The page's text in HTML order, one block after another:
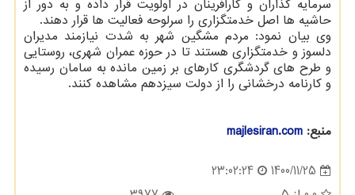
سرمایه گذاران و کارآفرینان در اولویت قرار داده و به دور از
حاشیه ها اصل خدمتگزاری را سرلوحه فعالیت ها قرار دهند.
وی بیان نمود: مردم مشگین شهر به شدت نیازمند مدیران
دلسوز و خدمتگزاری هستند تا در حوزه عمران شهری، روستایی
و طرح های گردشگری کارهای بر زمین مانده به سامان رسیده
و کارنامه درخشانی را از دولت سیزدهم مشاهده کنند.
منبع: majlesiran.com
1400/11/25
23:02:24